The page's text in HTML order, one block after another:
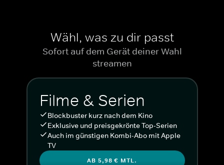
Wähl, was zu dir passt
Sofort auf dem Gerät deiner Wahl
streamen
Filme & Serien
Blockbuster kurz nach dem Kino
Exklusive und preisgekrönte Top-Serien
Auch im günstigen Kombi-Abo mit Apple
TV
AB 5,98 € MTL.